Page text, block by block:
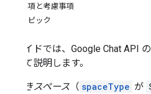
制限事項と考慮事項
関連トピック
このガイドでは、Google Chat API の
について説明します。
名前付きスペース （ spaceType が